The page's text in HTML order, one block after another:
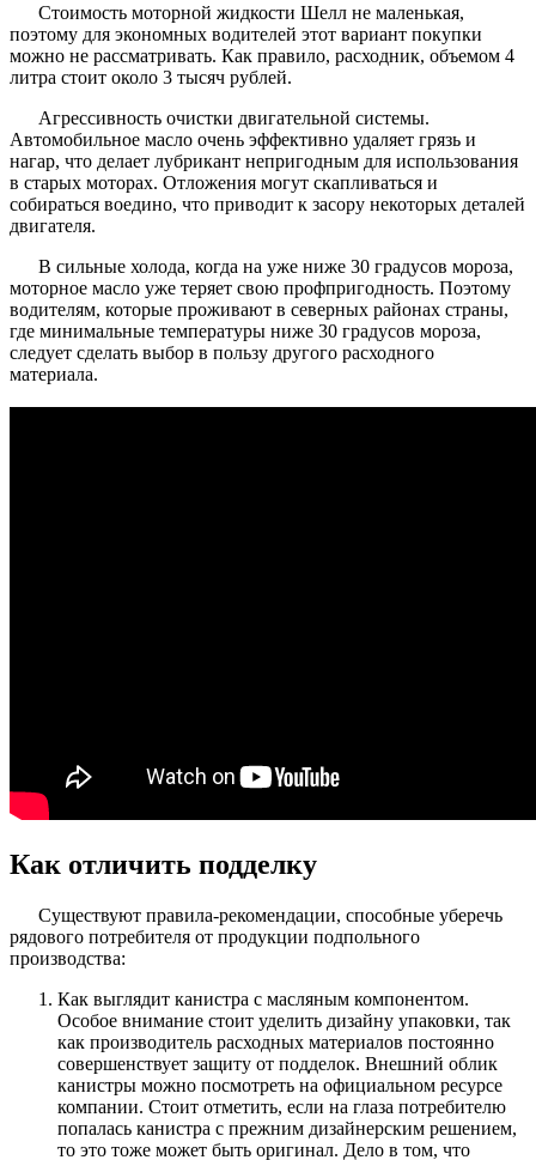
Стоимость моторной жидкости Шелл не маленькая,
поэтому для экономных водителей этот вариант покупки
можно не рассматривать. Как правило, расходник, объемом 4
литра стоит около 3 тысяч рублей.
Агрессивность очистки двигательной системы.
Автомобильное масло очень эффективно удаляет грязь и
нагар, что делает лубрикант непригодным для использования
в старых моторах. Отложения могут скапливаться и
собираться воедино, что приводит к засору некоторых деталей
двигателя.
В сильные холода, когда на уже ниже 30 градусов мороза,
моторное масло уже теряет свою профпригодность. Поэтому
водителям, которые проживают в северных районах страны,
где минимальные температуры ниже 30 градусов мороза,
следует сделать выбор в пользу другого расходного
материала.
Как отличить подделку
Существуют правила-рекомендации, способные уберечь
рядового потребителя от продукции подпольного
производства:
Как выглядит канистра с масляным компонентом.
Особое внимание стоит уделить дизайну упаковки, так
как производитель расходных материалов постоянно
совершенствует защиту от подделок. Внешний облик
канистры можно посмотреть на официальном ресурсе
компании. Стоит отметить, если на глаза потребителю
попалась канистра с прежним дизайнерским решением,
то это тоже может быть оригинал. Дело в том, что